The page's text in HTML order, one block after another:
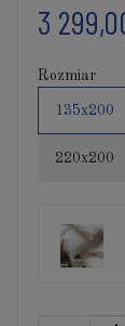
3
Rozmiar
135x200
220x200